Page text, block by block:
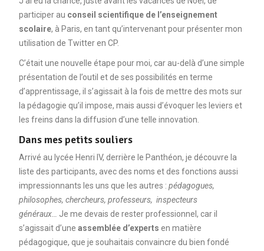
participer au conseil scientifique de l’enseignement
scolaire, à Paris, en tant qu’intervenant pour présenter mon
utilisation de Twitter en CP.
C’était une nouvelle étape pour moi, car au-delà d’une simple
présentation de l’outil et de ses possibilités en terme
d’apprentissage, il s’agissait à la fois de mettre des mots sur
la pédagogie qu’il impose, mais aussi d’évoquer les leviers et
les freins dans la diffusion d’une telle innovation.
Dans mes petits souliers
Arrivé au lycée Henri IV, derrière le Panthéon, je découvre la
liste des participants, avec des noms et des fonctions aussi
impressionnants les uns que les autres : pédagogues,
philosophes, chercheurs, professeurs, inspecteurs
généraux… Je me devais de rester professionnel, car il
s’agissait d’une assemblée d’experts en matière
pédagogique, que je souhaitais convaincre du bien fondé